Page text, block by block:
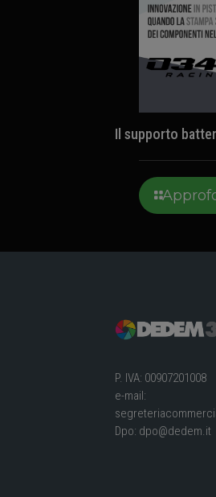
Il supporto
P. IVA: 00907201008
e-mail:
Dpo: dpo@dedem.it